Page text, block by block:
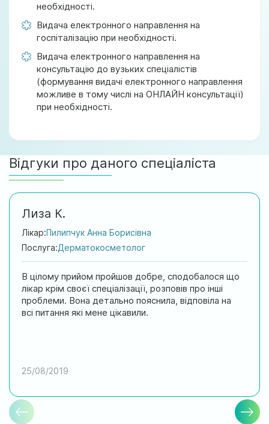
необхідності.
Видача електронного направлення на
госпіталізацію при необхідності.
Видача електронного направлення на
консультацію до вузьких спеціалістів
(формування видачі електронного направлення
можливе в тому числі на ОНЛАЙН консультації)
при необхідності.
Відгуки про даного спеціаліста
Лиза К.
Лікар:Пилипчук Анна Борисівна
Послуга:Дерматокосметолог
В цілому прийом пройшов добре, сподобалося що
лікар крім своєї спеціалізації, розповів про інші
проблеми. Вона детально пояснила, відповіла на
всі питання які мене цікавили.
25/08/2019